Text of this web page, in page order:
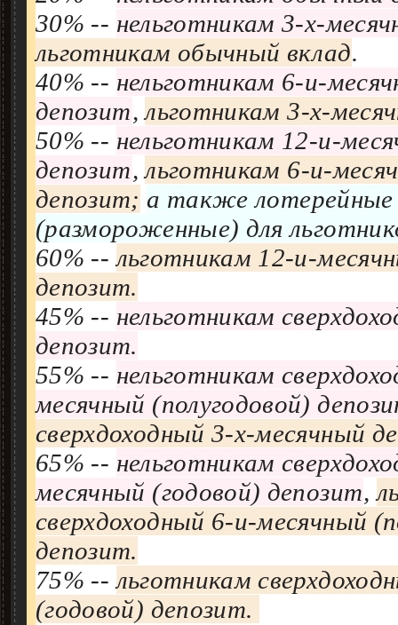
30% -- нельготникам 3-х-
льготникам обычный вклад.
40% -- нельготникам 6-и-
депозит,льготникам 3-х-
50% -- нельготникам 12-и-
депозит,льготникам 6-и-
депозит; а также
(размороженные) для
60% --льготникам 12-и-
депозит.
45% -- нельготникам
депозит.
55% -- нельготникам
месячный (полугодовой)
сверхдоходный 3-х-месячный
65% -- нельготникам
месячный (годовой) депозит,
сверхдоходный 6-и-месячный
депозит.
75% --льготникам
(годовой) депозит.